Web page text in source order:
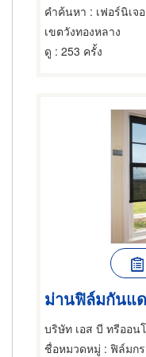
คำค้นหา : เฟอร์นิเจ
เขตวังทองหลาง
ดู : 253 ครั้ง
ม่านฟิล์มกันแ
บริษัท เอส บี ทรีออน
ชื่อหมวดหมู่ : ฟิล์มกรอ